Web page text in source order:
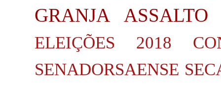
GRANJA
ASSALTO
ELEIÇÕES 2018
SENADORSAENSE